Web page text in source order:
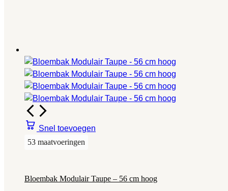
Snel toevoegen
53 maatvoeringen
Bloembak Modulair Taupe – 56 cm hoog